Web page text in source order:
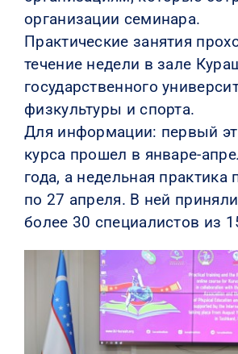
организации семинара.
Практические занятия
течение недели в зале
государственного
физкультуры и спорта.
Для информации: первый
курса прошел в январе-
года, а недельная практика
по 27 апреля. В ней
более 30 специалистов из